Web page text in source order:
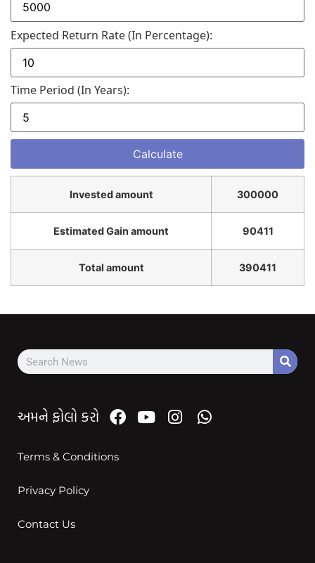
Expected Return Rate (in Percentage):
Time Period (in Years):
Invested amount 300000
Estimated Gain amount 90411
Total amount 390411
અમને ફોલો કરો
Terms & Conditions
Privacy Policy
Contact Us